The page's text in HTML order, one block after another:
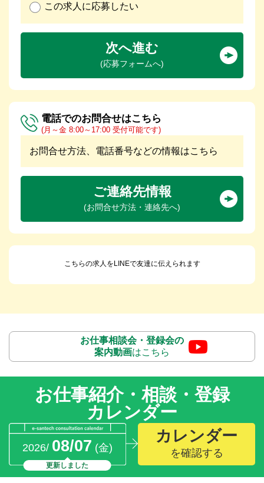
この求人に応募したい
次へ進む
(応募フォームへ)
電話でのお問合せはこちら
(月～金 8:00～17:00 受付可能です)
お問合せ方法、電話番号などの情報はこちら
ご連絡先情報
(お問合せ方法・連絡先へ)
こちらの求人をLINEで友達に伝えられます
お仕事相談会・登録会の
案内動画はこちら
お仕事紹介・相談・登録
カレンダー
2026/ 08/07 (金)
更新しました
カレンダー
を確認する